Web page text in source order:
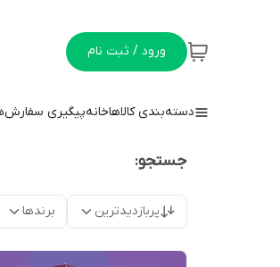
ورود / ثبت نام
دسته‌بندی کالاهاخانهپیگیری سفارش
جستجو:
پربازدیدترین برندها